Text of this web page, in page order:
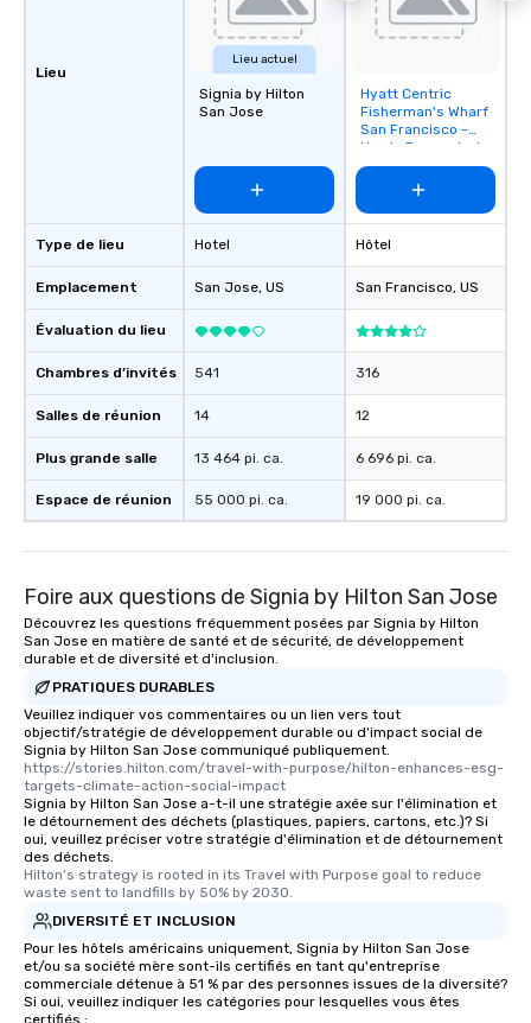
Lieu
Type de lieu
Emplacement
Évaluation du lieu
Chambres d’invités
Salles de réunion
Plus grande salle
Espace de réunion
Lieu actuel
Signia by Hilton
San Jose
Hotel
San Jose, US
541
14
13 464 pi. ca.
55 000 pi. ca.
Removed from
favorites
Hyatt Centric
Fisherman's Wharf
San Francisco -
Newly Renovated
Hôtel
San Francisco, US
316
12
6 696 pi. ca.
19 000 pi. ca.
Foire aux questions de Signia by Hilton San Jose
Découvrez les questions fréquemment posées par Signia by Hilton
San Jose en matière de santé et de sécurité, de développement
durable et de diversité et d'inclusion.
PRATIQUES DURABLES
Veuillez indiquer vos commentaires ou un lien vers tout
objectif/stratégie de développement durable ou d'impact social de
Signia by Hilton San Jose communiqué publiquement.
https://stories.hilton.com/travel-with-purpose/hilton-enhances-esg-
targets-climate-action-social-impact
Signia by Hilton San Jose a-t-il une stratégie axée sur l'élimination et
le détournement des déchets (plastiques, papiers, cartons, etc.)? Si
oui, veuillez préciser votre stratégie d'élimination et de détournement
des déchets.
Hilton’s strategy is rooted in its Travel with Purpose goal to reduce
waste sent to landfills by 50% by 2030.
DIVERSITÉ ET INCLUSION
Pour les hôtels américains uniquement, Signia by Hilton San Jose
et/ou sa société mère sont-ils certifiés en tant qu'entreprise
commerciale détenue à 51 % par des personnes issues de la diversité?
Si oui, veuillez indiquer les catégories pour lesquelles vous êtes